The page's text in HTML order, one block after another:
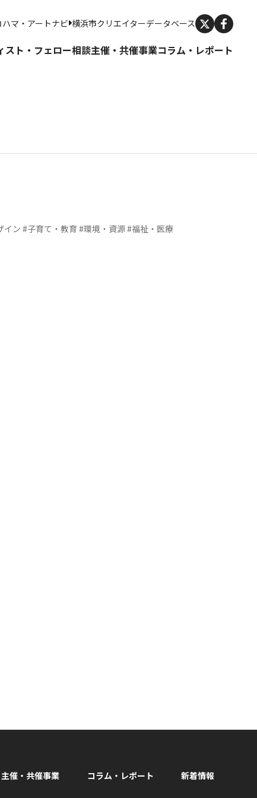
ハマ・アートナビ 横浜市クリエイターデータベース
スト・フェロー相談主催・共催事業コラム・レポート
イン#子育て・教育 #環境・資源#福祉・医療
主催・共催事業 コラム・レポート 新着情報